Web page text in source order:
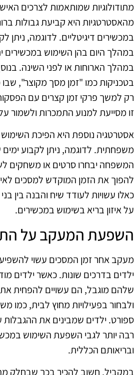
מתודולוגיות שמותאמות לצרכים
מהאסטרטגיות היא קביעת גבולות
במכשירים דיגיטליים. לדוגמה, ניתן
במהלך היום בהן השימוש במכשירים
במהלך הארוחות או לפני השינה.
בטכניקות כמו "זמן מסך מקוצר",
רק למשך פרקי זמן קצרים עם
זו מסייעת למנוע התמכרות ולשמור
אסטרטגיה נוספת היא הפיכת
משפחתית. לדוגמה, ניתן לקבוע
המשפחה יבחרו סרטים או משחקים
להפוך את הזמן המוקדש למסכים
כאלו עשויות לעודד שיח והבנה בין
על איזון בריא בשימוש במכשירים.
השפעת המעקב על
מעקב אחר זמן המסכים עשוי
ילדים בדרכים שונות. כאשר ילדים
שלהם מוגבל, הם עשויים להפחית
ולבחור בפעילויות מחוץ לבית, כמו
ספורט. ילדים שמבינים את ההגבלות
רבה יותר לגבי השפעת השימוש
ובריאותם הכללית.
במקביל, חשוב להכיר בכך שבחלק